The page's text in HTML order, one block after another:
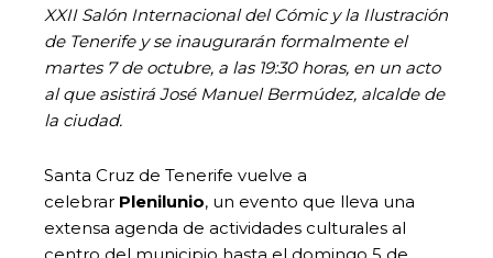
XXII Salón Internacional del Cómic y la Ilustración
de Tenerife y se inaugurarán formalmente el
martes 7 de octubre, a las 19:30 horas, en un acto
al que asistirá José Manuel Bermúdez, alcalde de
la ciudad.
Santa Cruz de Tenerife vuelve a
celebrar Plenilunio, un evento que lleva una
extensa agenda de actividades culturales al
centro del municipio hasta el domingo 5 de